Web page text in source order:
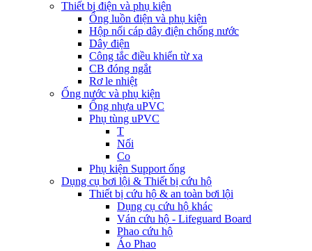
Thiết bị điện và phụ kiện
Ống luồn điện và phụ kiện
Hộp nối cáp dây điện chống nước
Dây điện
Công tắc điều khiển từ xa
CB đóng ngắt
Rơ le nhiệt
Ống nước và phụ kiện
Ống nhựa uPVC
Phụ tùng uPVC
T
Nối
Co
Phụ kiện Support ống
Dụng cụ bơi lội & Thiết bị cứu hộ
Thiết bị cứu hộ & an toàn bơi lội
Dụng cụ cứu hộ khác
Ván cứu hộ - Lifeguard Board
Phao cứu hộ
Áo Phao